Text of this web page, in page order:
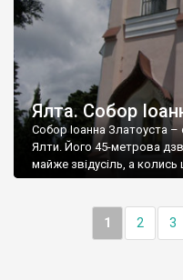
Ялта. Собор
Собор Іоанна Златоуста
Ялти. Його 45-метрова
майже звідусіль, а колись
1 2 3